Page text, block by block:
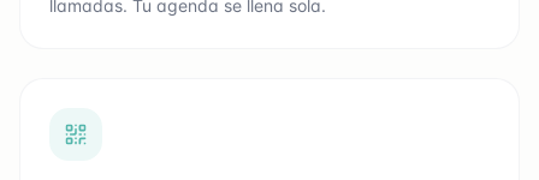
llamadas. Tu agenda se llena sola.